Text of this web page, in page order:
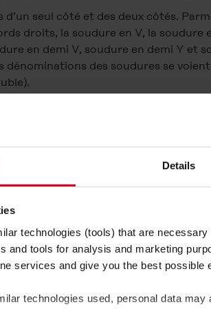
Details
technologies (tools) that are
and tools for analysis and marketing
services and give you the best possible
technologies used, personal data
seul côté et des deux côtés.
droits, la soudure en V, la soudure
en demi V, soudure en demi Y et
des soudures se
est un cas particulier de soudure
et permet des vitesses de soudage
à bout sur bords droits, soudure en V,